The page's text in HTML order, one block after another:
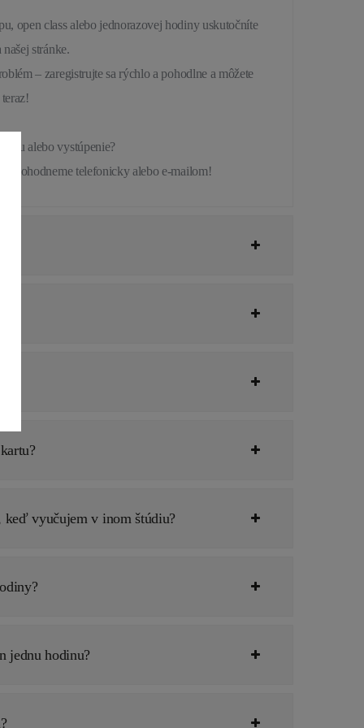
open class alebo jednorazovej hodiny uskutočníte
stránke.
– zaregistrujte sa rýchlo a pohodlne a môžete
alebo vystúpenie?
dohodneme telefonicky alebo e-mailom!
vyučujem v inom štúdiu?
jednu hodinu?